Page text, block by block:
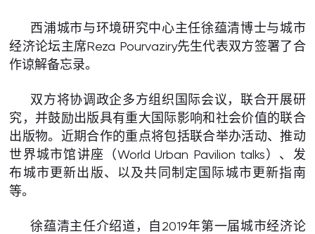
西浦城市与环境研究中心主任徐蕴清博士与城市
经济论坛主席Reza Pourvaziry先生代表双方签署了合
作谅解备忘录。
双方将协调政企多方组织国际会议，联合开展研
究，并鼓励出版具有重大国际影响和社会价值的联合
出版物。近期合作的重点将包括联合举办活动、推动
世界城市馆讲座（World Urban Pavilion talks）、发
布城市更新出版、以及共同制定国际城市更新指南
等。
徐蕴清主任介绍道，自2019年第一届城市经济论